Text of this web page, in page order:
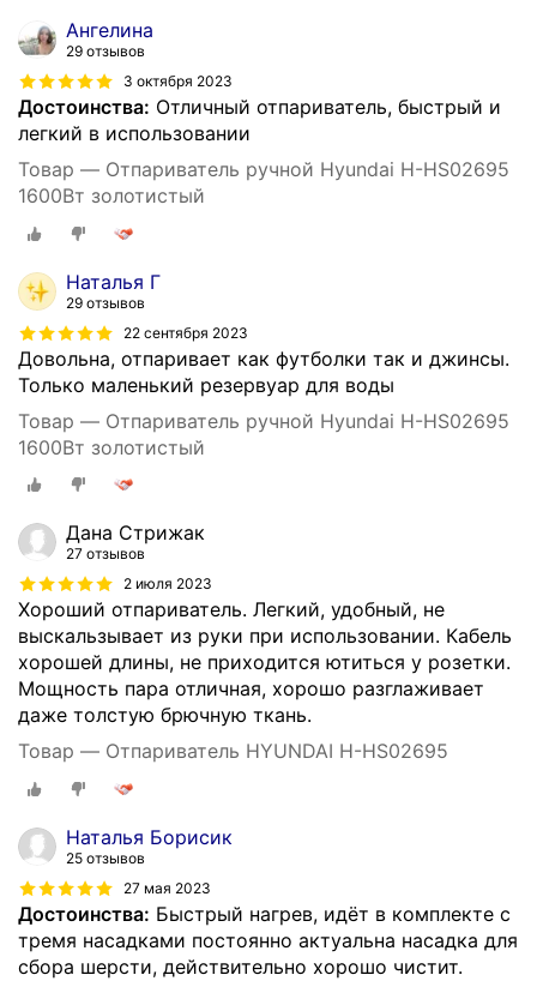
Ангелина
29 отзывов
3 октября 2023
Достоинства: Отличный отпариватель, быстрый и
легкий в использовании
Товар — Отпариватель ручной Hyundai H-HS02695
1600Вт золотистый
Наталья Г
29 отзывов
22 сентября 2023
Довольна, отпаривает как футболки так и джинсы.
Только маленький резервуар для воды
Товар — Отпариватель ручной Hyundai H-HS02695
1600Вт золотистый
Дана Стрижак
27 отзывов
2 июля 2023
Хороший отпариватель. Легкий, удобный, не
выскальзывает из руки при использовании. Кабель
хорошей длины, не приходится ютиться у розетки.
Мощность пара отличная, хорошо разглаживает
даже толстую брючную ткань.
Товар — Отпариватель HYUNDAI H-HS02695
Наталья Борисик
25 отзывов
27 мая 2023
Достоинства: Быстрый нагрев, идёт в комплекте с
тремя насадками постоянно актуальна насадка для
сбора шерсти, действительно хорошо чистит.